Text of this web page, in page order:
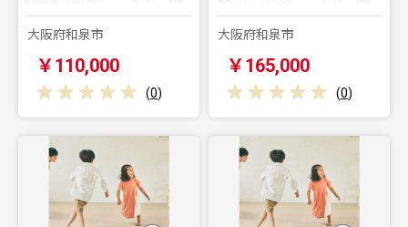
大阪府和泉市
￥110,000
(0)
大阪府和泉市
￥165,000
(0)